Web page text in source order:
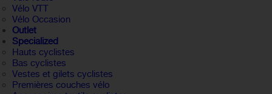
Vélo VTT
Vélo Occasion
Outlet
Specialized
Hauts cyclistes
Bas cyclistes
Vestes et gilets cyclistes
Premières couches vélo